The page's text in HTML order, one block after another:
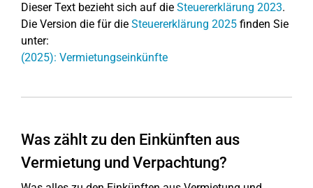
Dieser Text bezieht sich auf die Steuererklärung 2023.
Die Version die für die Steuererklärung 2025 finden Sie
unter:
(2025): Vermietungseinkünfte
Was zählt zu den Einkünften aus
Vermietung und Verpachtung?